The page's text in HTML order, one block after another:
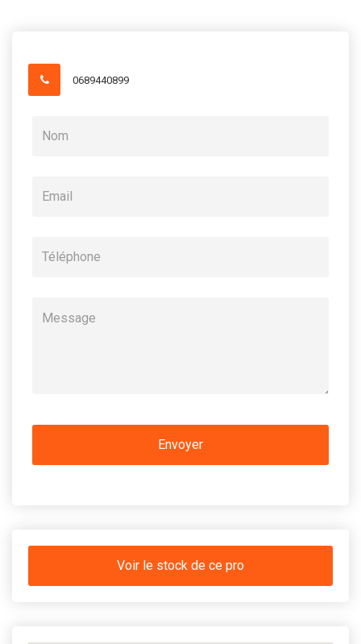
0689440899
Voir le stock de ce pro